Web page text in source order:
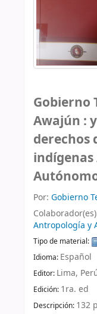
Gobierno
Awajún :
derechos
Por: Gobierno
Antropología y
Tipo de material:
Idioma: Español
Editor: Lima,
Edición: 1ra. ed
Descripción: 132